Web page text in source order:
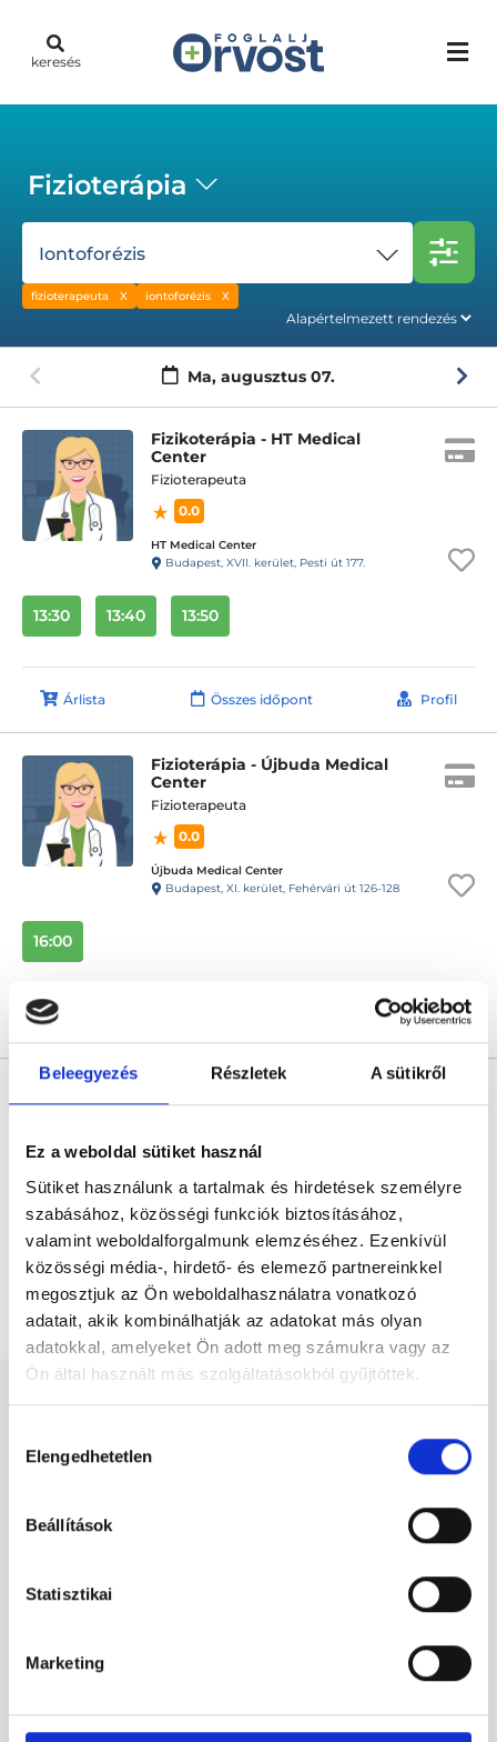
Beleegyezés Részletek A sütikről
Ez a weboldal sütiket használ
Sütiket használunk a tartalmak és hirdetések személyre
szabásához, közösségi funkciók biztosításához,
valamint weboldalforgalmunk elemzéséhez. Ezenkívül
közösségi média-, hirdető- és elemező partnereinkkel
megosztjuk az Ön weboldalhasználatra vonatkozó
adatait, akik kombinálhatják az adatokat más olyan
adatokkal, amelyeket Ön adott meg számukra vagy az
Ön által használt más szolgáltatásokból gyűjtöttek.
szabályzat:https://foglaljorvost.hu/info/foglaljorvost-
kiválasztása
Elengedhetetlen
Beállítások
Statisztikai
Marketing
keresés
Fizioterápia
Iontoforézis
fizioterapeuta iontoforézis
Ma, augusztus 07.
Fizikoterápia - HT Medical
Center
Fizioterapeuta
0.0
HT Medical Center
Budapest, XVII. kerület, Pesti út 177.
13:30 13:40 13:50
Árlista Összes időpont Profil
Fizioterápia - Újbuda Medical
Center
Fizioterapeuta
0.0
Újbuda Medical Center
Budapest, XI. kerület, Fehérvári út 126-128
16:00
Profil
* Szakorvos jelölt (rezidens): általános orvosi oklevéllel rendelkező
felelősséggel tartozik és azt közvetlenül felügyeli az egészségügyi
szakorvosjelölt önállóan láthat el feladatokat. A foglaljorvost.hu
és szakorvosjelölt esetén.
Főoldal Fizioterapeuta Iontoforézis
SZAKTERÜLETEK
Szolgáltatások
Budapesti és vidéki fizioterapeuta orvosok